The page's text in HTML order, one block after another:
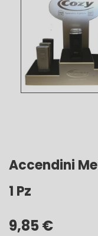
Accendini
1 Pz
9,85 €